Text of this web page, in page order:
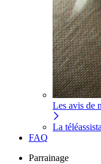
Les avis de
La
FAQ
Parrainage